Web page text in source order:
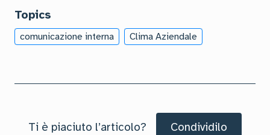
Topics
comunicazione interna Clima Aziendale
Ti è piaciuto l’articolo? Condividilo